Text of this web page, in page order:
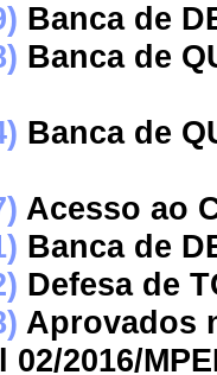
Banca de
Banca de
Banca de
Acesso ao
Banca de
Defesa de
Aprovados
2016/